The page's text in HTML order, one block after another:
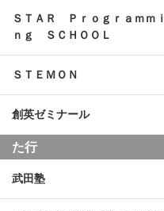
ＳＴＡＲ Ｐｒｏｇｒａｍｍｉ
ｎｇ ＳＣＨＯＯＬ
ＳＴＥＭＯＮ
創英ゼミナール
た行
武田塾